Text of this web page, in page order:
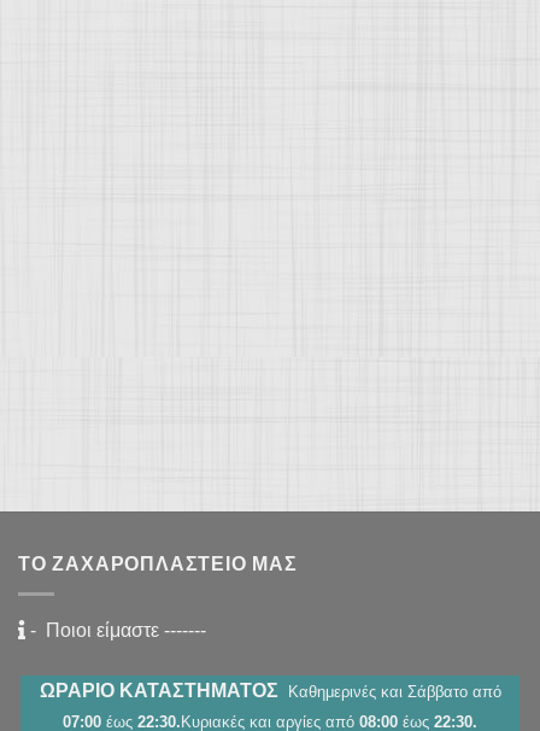
ΤΟ ΖΑΧΑΡΟΠΛΑΣΤΕΊΟ ΜΑΣ
- Ποιοι είμαστε -------
ΩΡΑΡΙΟ ΚΑΤΑΣΤΗΜΑΤΟΣ
Καθημερινές και Σάββατο από
07:00 έως 22:30.Κυριακές και αργίες από 08:00 έως 22:30.